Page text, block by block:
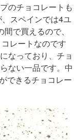
のチョコレートも
スペインでは4ユ
で買えるので、
レートなのです
なっており、チョ
ない一品です。中
できるチョコレー